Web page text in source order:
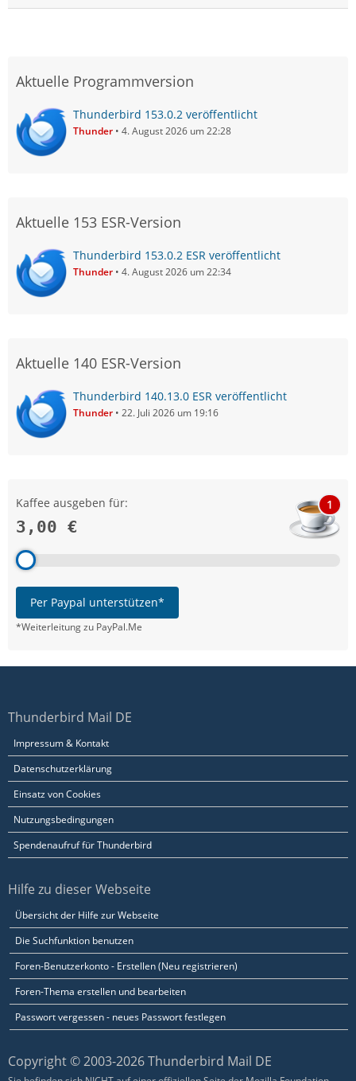
Aktuelle Programmversion
Thunderbird 153.0.2 veröffentlicht
Thunder 4. August 2026 um 22:28
Aktuelle 153 ESR-Version
Thunderbird 153.0.2 ESR veröffentlicht
Thunder 4. August 2026 um 22:34
Aktuelle 140 ESR-Version
Thunderbird 140.13.0 ESR veröffentlicht
Thunder 22. Juli 2026 um 19:16
Kaffee ausgeben für:
3,00 €
1
Per Paypal unterstützen*
*Weiterleitung zu PayPal.Me
Thunderbird Mail DE
Impressum & Kontakt
Datenschutzerklärung
Einsatz von Cookies
Nutzungsbedingungen
Spendenaufruf für Thunderbird
Hilfe zu dieser Webseite
Übersicht der Hilfe zur Webseite
Die Suchfunktion benutzen
Foren-Benutzerkonto - Erstellen (Neu registrieren)
Foren-Thema erstellen und bearbeiten
Passwort vergessen - neues Passwort festlegen
Copyright © 2003-2026 Thunderbird Mail DE